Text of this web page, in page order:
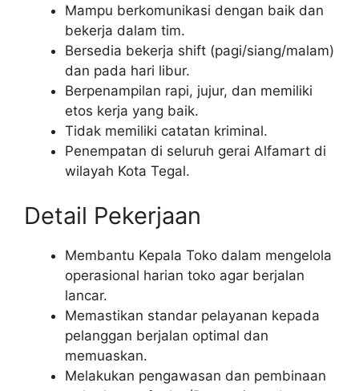
Mampu berkomunikasi dengan baik dan
bekerja dalam tim.
Bersedia bekerja shift (pagi/siang/malam)
dan pada hari libur.
Berpenampilan rapi, jujur, dan memiliki
etos kerja yang baik.
Tidak memiliki catatan kriminal.
Penempatan di seluruh gerai Alfamart di
wilayah Kota Tegal.
Detail Pekerjaan
Membantu Kepala Toko dalam mengelola
operasional harian toko agar berjalan
lancar.
Memastikan standar pelayanan kepada
pelanggan berjalan optimal dan
memuaskan.
Melakukan pengawasan dan pembinaan